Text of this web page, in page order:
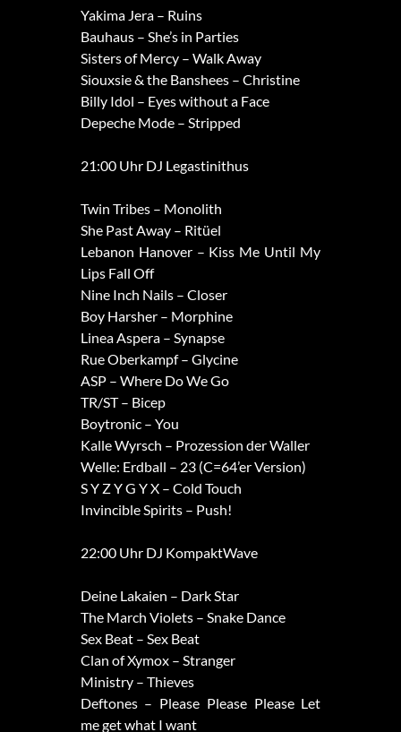
Yakima Jera – Ruins
Bauhaus – She’s in Parties
Sisters of Mercy – Walk Away
Siouxsie & the Banshees – Christine
Billy Idol – Eyes without a Face
Depeche Mode – Stripped
21:00 Uhr DJ Legastinithus
Twin Tribes – Monolith
She Past Away – Ritüel
Lebanon Hanover – Kiss Me Until My
Lips Fall Off
Nine Inch Nails – Closer
Boy Harsher – Morphine
Linea Aspera – Synapse
Rue Oberkampf – Glycine
ASP – Where Do We Go
TR/ST – Bicep
Boytronic – You
Kalle Wyrsch – Prozession der Waller
Welle: Erdball – 23 (C=64’er Version)
S Y Z Y G Y X – Cold Touch
Invincible Spirits – Push!
22:00 Uhr DJ KompaktWave
Deine Lakaien – Dark Star
The March Violets – Snake Dance
Sex Beat – Sex Beat
Clan of Xymox – Stranger
Ministry – Thieves
Deftones – Please Please Please Let
me get what I want